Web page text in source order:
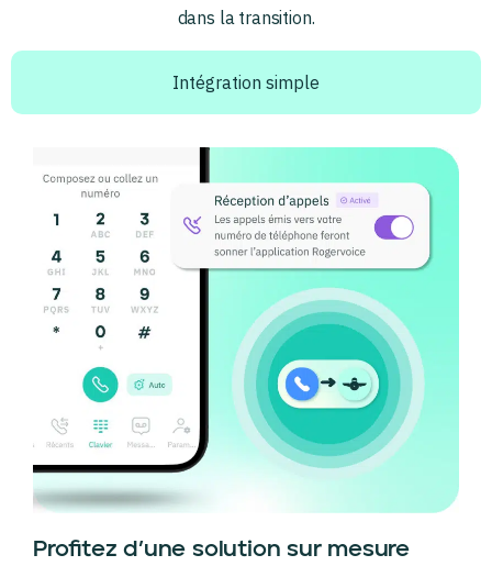
dans la transition.
Intégration simple
Profitez d’une solution sur mesure